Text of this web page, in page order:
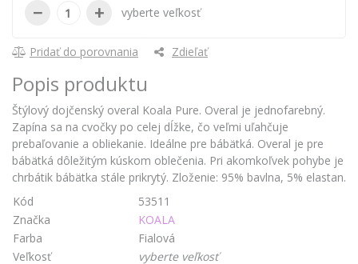
− + vyberte veľkosť
Pridať do porovnania Zdieľať
Popis produktu
Štýlový dojčenský overal Koala Pure. Overal je jednofarebný.
Zapína sa na cvočky po celej dĺžke, čo veľmi uľahčuje
prebaľovanie a obliekanie. Ideálne pre bábätká. Overal je pre
bábätká dôležitým kúskom oblečenia. Pri akomkoľvek pohybe je
chrbátik bábätka stále prikrytý. Zloženie: 95% bavlna, 5% elastan.
Kód
53511
Značka
KOALA
Farba
Fialová
Veľkosť
vyberte veľkosť